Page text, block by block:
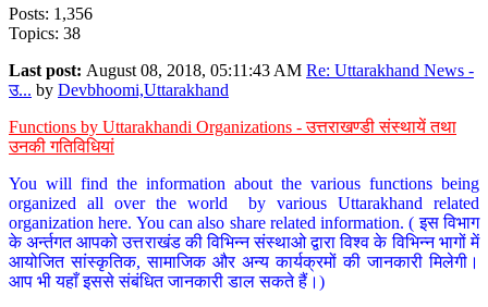
Posts: 1,356
Topics: 38
Last post: August 08, 2018, 05:11:43 AM Re: Uttarakhand News -
उ... by Devbhoomi,Uttarakhand
Functions by Uttarakhandi Organizations - उत्तराखण्डी संस्थायें तथा
उनकी गतिविधियां
You will find the information about the various functions being
organized all over the world by various Uttarakhand related
organization here. You can also share related information. ( इस विभाग
के अर्न्तगत आपको उत्तराखंड की विभिन्न संस्थाओ द्वारा विश्व के विभिन्न भागों में
आयोजित सांस्कृतिक, सामाजिक और अन्य कार्यक्रमों की जानकारी मिलेगी।
आप भी यहाँ इससे संबंधित जानकारी डाल सकते हैं।)